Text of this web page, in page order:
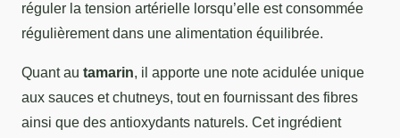
réguler la tension artérielle lorsqu’elle est consommée
régulièrement dans une alimentation équilibrée.
Quant au tamarin, il apporte une note acidulée unique
aux sauces et chutneys, tout en fournissant des fibres
ainsi que des antioxydants naturels. Cet ingrédient